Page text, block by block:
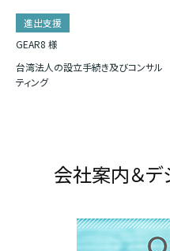
進出支援
GEAR8 様
台湾法人の設立手続き及びコンサル
ティング
会社案内＆デ